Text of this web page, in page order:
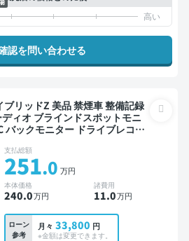
認を問い合わせる
禁煙車 整備記録
ィオ ブラインドスポットモニ
バックモニター ドライブレコー
支払総額
251.0 万円
本体価格
240.0万円
諸費用
11.0万円
ローン
参考
月々 33,800 円
※金額は変更できます。